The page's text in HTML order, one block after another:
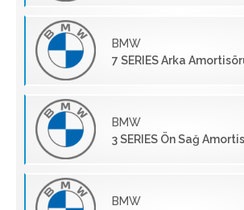
BMW
7 SERIES Arka
BMW
3 SERIES Ön Sağ
BMW